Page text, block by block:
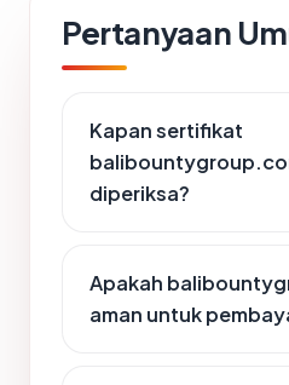
Pertanyaan
Kapan sertifikat
diperiksa?
Apakah
aman untuk